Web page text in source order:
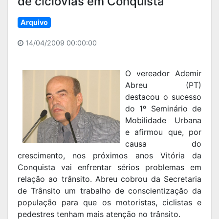
Arquivo
14/04/2009 00:00:00
O vereador Ademir
Abreu (PT)
destacou o sucesso
do 1º Seminário de
Mobilidade Urbana
e afirmou que, por
causa do
crescimento, nos próximos anos Vitória da
Conquista vai enfrentar sérios problemas em
relação ao trânsito. Abreu cobrou da Secretaria
de Trânsito um trabalho de conscientização da
população para que os motoristas, ciclistas e
pedestres tenham mais atenção no trânsito.